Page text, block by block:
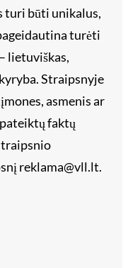
turi būti unikalus,
turėti
lietuviškas,
Straipsnyje
asmenis ar
faktų
reklama@vll.lt.